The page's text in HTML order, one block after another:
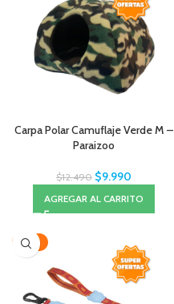
Carpa Polar Camuflaje Verde M –
Paraizoo
$12.490 $9.990
AGREGAR AL CARRITO
-42%